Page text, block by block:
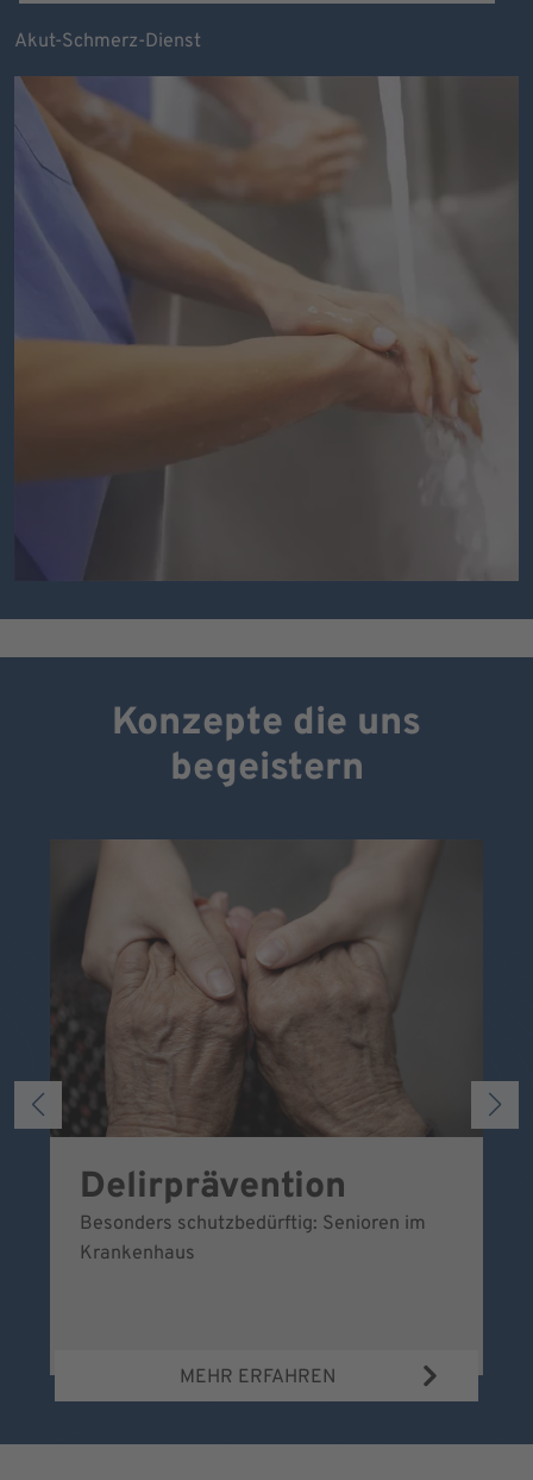
Akut-Schmerz-Dienst
Konzepte die uns
begeistern
Delirprävention
Besonders schutzbedürftig: Senioren im
Krankenhaus
MEHR ERFAHREN